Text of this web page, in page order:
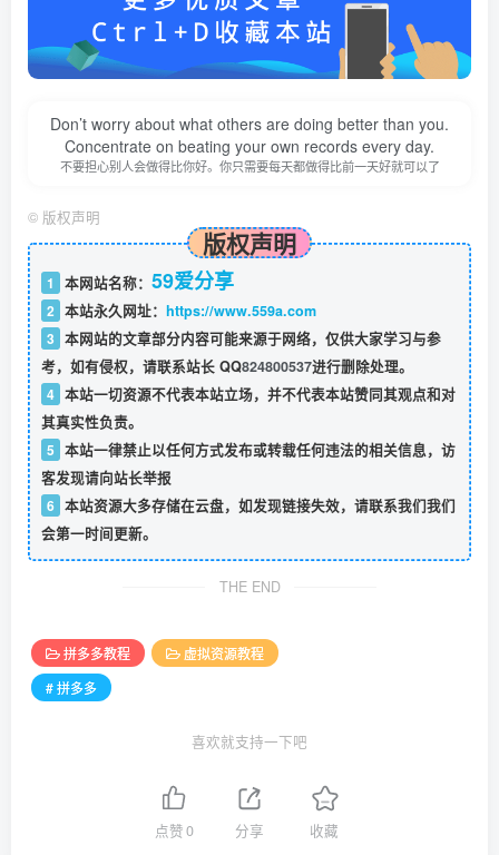
Don’t worry about what others are doing better than you.
Concentrate on beating your own records every day.
不要担心别人会做得比你好。你只需要每天都做得比前一天好就可以了
© 版权声明
版权声明
1 本网站名称： 59爱分享
2 本站永久网址： https://www.559a.com
3 本网站的文章部分内容可能来源于网络，仅供大家学习与参
考，如有侵权，请联系站长 QQ824800537进行删除处理。
4 本站一切资源不代表本站立场，并不代表本站赞同其观点和对
其真实性负责。
5 本站一律禁止以任何方式发布或转载任何违法的相关信息，访
客发现请向站长举报
6 本站资源大多存储在云盘，如发现链接失效，请联系我们我们
会第一时间更新。
THE END
拼多多教程
虚拟资源教程
# 拼多多
喜欢就支持一下吧
点赞0 分享 收藏